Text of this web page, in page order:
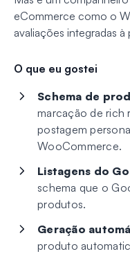
eCommerce como o
avaliações integradas à
O que eu gostei
Schema de
marcação de rich
postagem
WooCommerce.
Listagens do
schema que o
produtos.
Geração
produto